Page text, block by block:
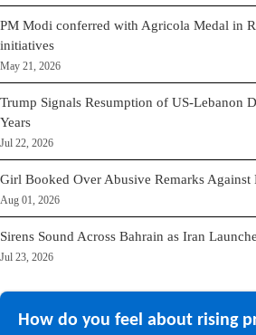
PM Modi conferred with Agricola Medal in
initiatives
May 21, 2026
Trump Signals Resumption of US-Lebanon
Years
Jul 22, 2026
Girl Booked Over Abusive Remarks
Aug 01, 2026
Sirens Sound Across Bahrain as Iran
Jul 23, 2026
How do you feel about rising